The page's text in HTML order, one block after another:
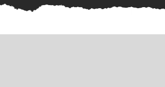
Twitch por sus polémicos
comentarios sobre los